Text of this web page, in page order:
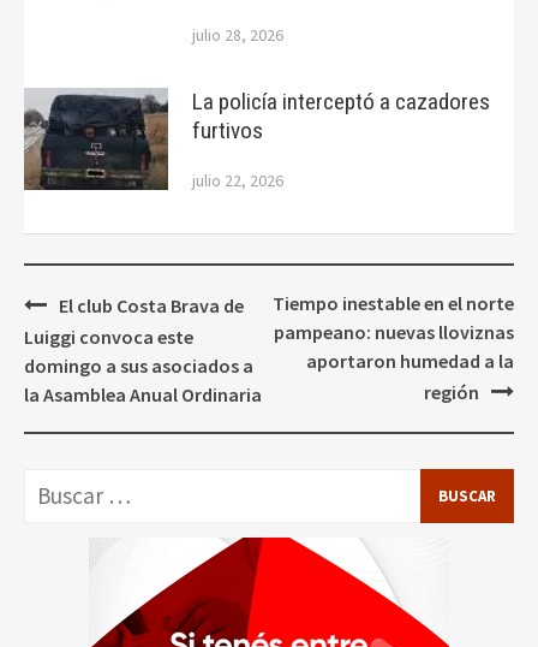
julio 28, 2026
La policía interceptó a cazadores
furtivos
julio 22, 2026
Navegación
de
entradas
El club Costa Brava de
Luiggi convoca este
domingo a sus asociados a
la Asamblea Anual Ordinaria
Tiempo inestable en el norte
pampeano: nuevas lloviznas
aportaron humedad a la
región
Buscar: